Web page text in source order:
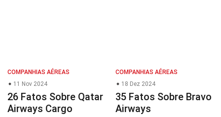
COMPANHIAS AÉREAS
11 Nov 2024
26 Fatos Sobre Qatar
Airways Cargo
COMPANHIAS AÉREAS
18 Dez 2024
35 Fatos Sobre Bravo
Airways